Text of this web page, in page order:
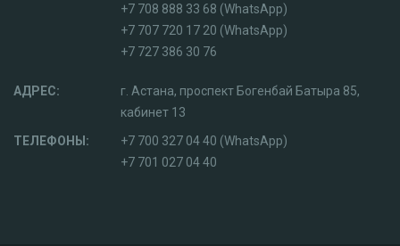
+7 708 888 33 68 (WhatsApp)
+7 707 720 17 20 (WhatsApp)
+7 727 386 30 76
АДРЕС:
г. Астана, проспект Богенбай Батыра 85,
кабинет 13
ТЕЛЕФОНЫ:
+7 700 327 04 40 (WhatsApp)
+7 701 027 04 40